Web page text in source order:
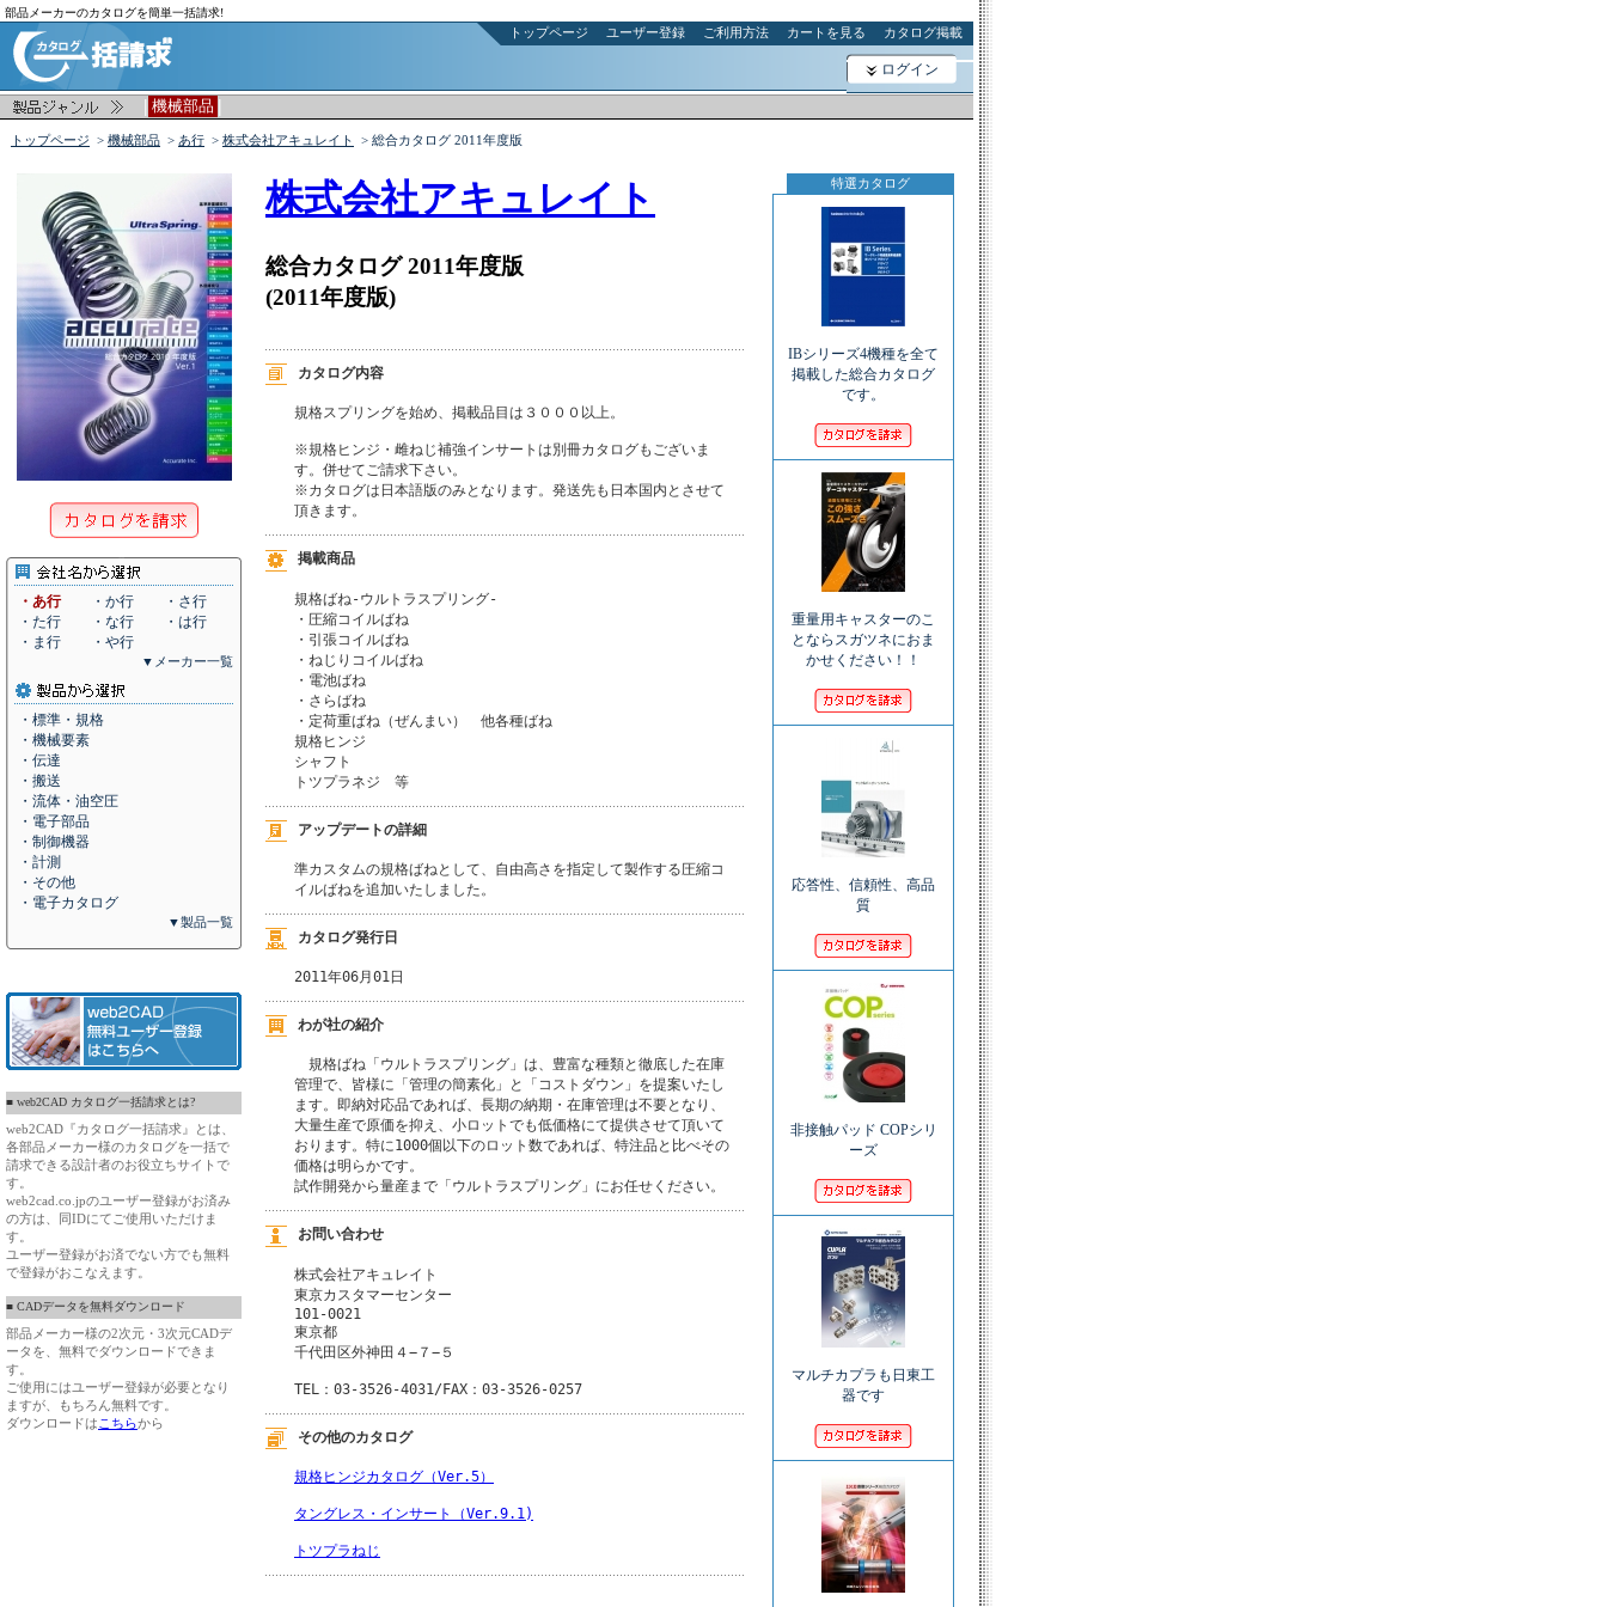
部品メーカーのカタログを簡単一括請求!
トップページ ユーザー登録 ご利用方法 カートを見る カタログ掲載
ログイン
| 機械部品 |
トップページ > 機械部品 > あ行 > 株式会社アキュレイト > 総合カタログ 2011年度版
・あ行 ・か行
・さ行
・た行
・な行
・は行
・ま行
・や行
▼メーカー一覧
・標準・規格
・機械要素
・伝達
・搬送
・流体・油空圧
・電子部品
・制御機器
・計測
・その他
・電子カタログ
▼製品一覧
■ web2CAD カタログ一括請求とは?
web2CAD『カタログ一括請求』とは、
各部品メーカー様のカタログを一括で
請求できる設計者のお役立ちサイトで
す。
web2cad.co.jpのユーザー登録がお済み
の方は、同IDにてご使用いただけま
す。
ユーザー登録がお済でない方でも無料
で登録がおこなえます。
■ CADデータを無料ダウンロード
部品メーカー様の2次元・3次元CADデ
ータを、無料でダウンロードできま
す。
ご使用にはユーザー登録が必要となり
ますが、もちろん無料です。
ダウンロードは こちらから
株式会社アキュレイト
総合カタログ 2011年度版
(2011年度版)
カタログ内容
規格スプリングを始め、掲載品目は３０００以上。
※規格ヒンジ・雌ねじ補強インサートは別冊カタログもございま
す。併せてご請求下さい。
※カタログは日本語版のみとなります。発送先も日本国内とさせて
頂きます。
掲載商品
規格ばね-ウルトラスプリング-
・圧縮コイルばね
・引張コイルばね
・ねじりコイルばね
・電池ばね
・さらばね
・定荷重ばね（ぜんまい）　他各種ばね
規格ヒンジ
シャフト
トツプラネジ　等
アップデートの詳細
準カスタムの規格ばねとして、自由高さを指定して製作する圧縮コ
イルばねを追加いたしました。
カタログ発行日
2011年06月01日
わが社の紹介
規格ばね「ウルトラスプリング」は、豊富な種類と徹底した在庫
管理で、皆様に「管理の簡素化」と「コストダウン」を提案いたし
ます。即納対応品であれば、長期の納期・在庫管理は不要となり、
大量生産で原価を抑え、小ロットでも低価格にて提供させて頂いて
おります。特に1000個以下のロット数であれば、特注品と比べその
価格は明らかです。
試作開発から量産まで「ウルトラスプリング」にお任せください。
お問い合わせ
株式会社アキュレイト
東京カスタマーセンター
101-0021
東京都
千代田区外神田４−７−５
TEL：03-3526-4031/FAX：03-3526-0257
その他のカタログ
規格ヒンジカタログ（Ver.5）
タングレス・インサート（Ver.9.1)
トツプラねじ
特選カタログ
IBシリーズ4機種を全て
掲載した総合カタログ
です。
重量用キャスターのこ
とならスガツネにおま
かせください！！
応答性、信頼性、高品
質
非接触パッド COPシリ
ーズ
マルチカプラも日東工
器です